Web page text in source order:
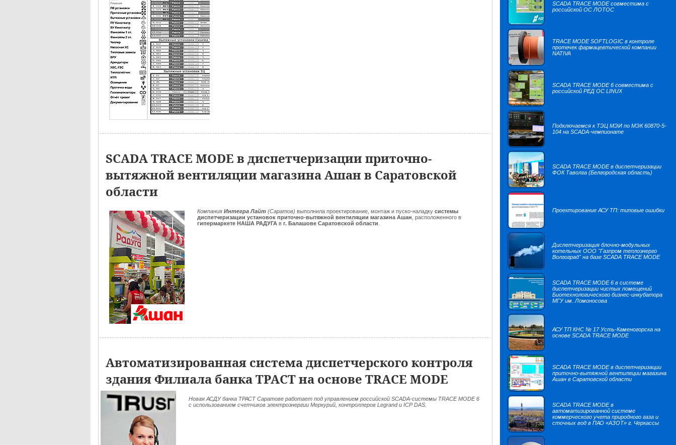
SCADA TRACE MODE в диспетчеризации приточно-
вытяжной вентиляции магазина Ашан в Саратовской
области
Компания Интегра Лайт (Саратов) выполнила проектирование, монтаж и пуско-наладку системы
диспетчеризации установок приточно-вытяжной вентиляции магазина Ашан , расположенного в
гипермаркете НАША РАДУГА в г. Балашове Саратовской области
Автоматизированная система диспетчерского контроля
здания Филиала банка ТРАСТ на основе TRACE MODE
Новая АСДУ банка ТРАСТ Саратове работает под управлением российской SCADA-системы TRACE MODE 6
c использованием счетчиков электроэнергии Меркурий, контроллеров Legrand и ICP DAS.
SCADA TRACE MODE совместима с
российской ОС ЛОТОС
TRACE MODE SOFTLOGIC в контроле
протечек фармацевтической компании
NATIVA
SCADA TRACE MODE 6 совместима с
российской РЕД ОС LINUX
Подключаемся к ТЭЦ МЭИ по МЭК 60870-5-
104 на SCADA-чемпионате
SCADA TRACE MODE в диспетчеризации
ФОК Таволга (Белгородская область)
Проектирование АСУ ТП: типовые ошибки
Диспетчеризация блочно-модульных
котельных ООО "Газпром теплоэнерго
Волгоград" на базе SCADA TRACE MODE
SCADA TRACE MODE 6 в системе
диспетчеризации чистых помещений
Биотехнологического бизнес-инкубатора
МГУ им. Ломоносова
АСУ ТП КНС № 17 Усть-Каменогорска на
основе SCADA TRACE MODE
SCADA TRACE MODE в диспетчеризации
приточно-вытяжной вентиляции магазина
Ашан в Саратовской области
SCADA TRACE MODE в
автоматизированной системе
коммерческого учета природного газа и
сточных вод в ПАО «АЗОТ» г. Черкассы